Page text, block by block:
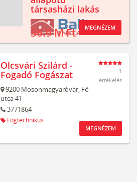
társasházi lakás
36.9 M Ft MEGNÉZEM
Olcsvári Szilárd -
Fogadó Fogászat
9200 Mosonmagyaróvár, Fő
utca 41
3771864
Fogtechnikus
1
értékelés
MEGNÉZEM